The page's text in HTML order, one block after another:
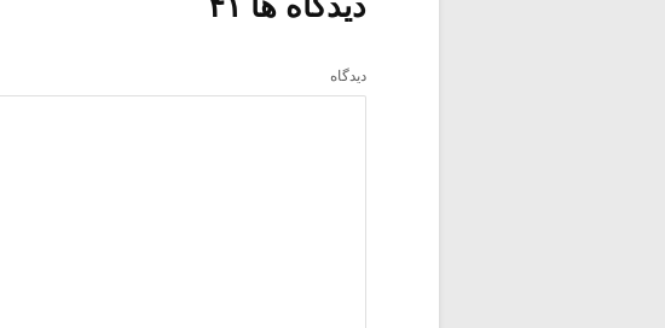
دیدگاه